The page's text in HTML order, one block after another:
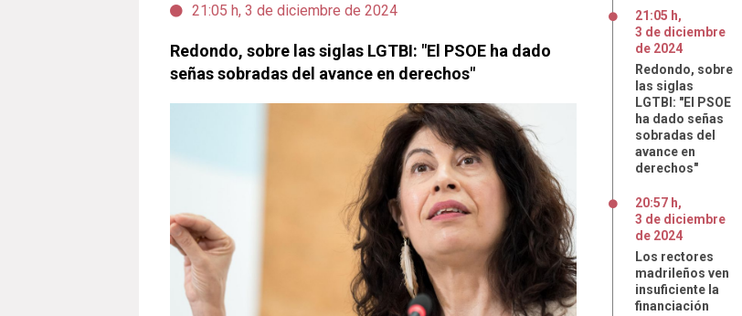
21:05 h, 3 de diciembre de 2024
Redondo, sobre las siglas LGTBI: "El PSOE ha dado
señas sobradas del avance en derechos"
21:05 h,
3 de diciembre
de 2024
Redondo, sobre
las siglas
LGTBI: "El PSOE
ha dado señas
sobradas del
avance en
derechos"
20:57 h,
3 de diciembre
de 2024
Los rectores
madrileños ven
insuficiente la
financiación